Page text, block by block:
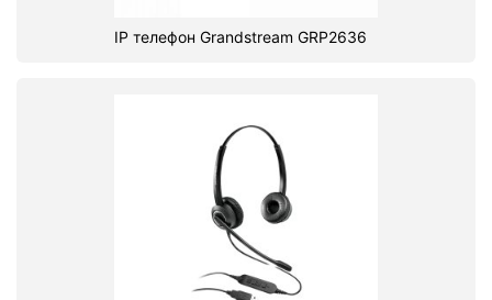
IP телефон Grandstream GRP2636